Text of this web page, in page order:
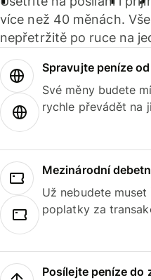
více než 40 měnách.
nepřetržitě po ruce na
Spravujte peníze
Své měny budete
rychle převádět na
Mezinárodní
Už nebudete
poplatky za
Posílejte peníze do